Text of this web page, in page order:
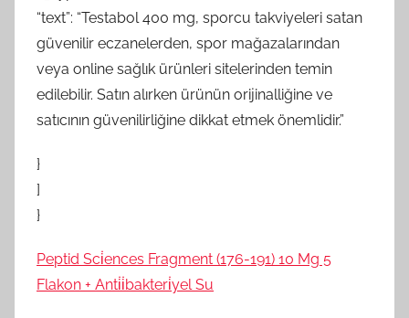
“text”: “Testabol 400 mg, sporcu takviyeleri satan
güvenilir eczanelerden, spor mağazalarından
veya online sağlık ürünleri sitelerinden temin
edilebilir. Satın alırken ürünün orijinalliğine ve
satıcının güvenilirliğine dikkat etmek önemlidir.”
}
]
}
Peptid Sci̇ences Fragment (176-191) 10 Mg 5
Flakon + Anti̇i̇bakteri̇yel Su